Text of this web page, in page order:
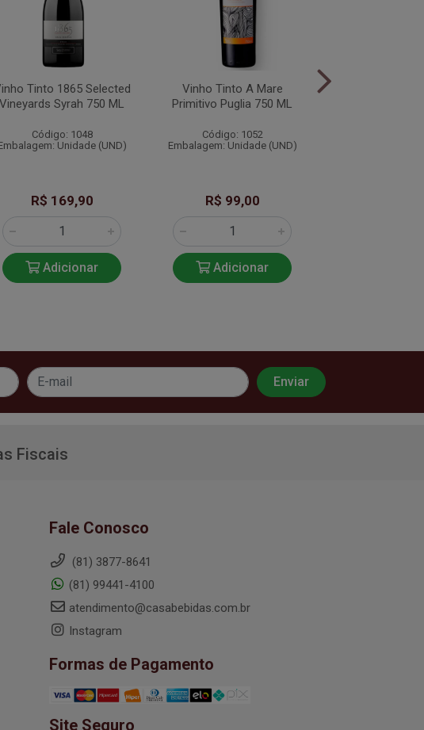
Tinto 1865 Selected
Vineyards Syrah 750 ML
Código: 1048
Unidade (UND)
R$ 169,90
Adicionar
Vinho Tinto A Mare
Primitivo Puglia 750 ML
Código: 1052
Embalagem: Unidade (UND)
R$ 99,00
Adicionar
Fiscais
Fale Conosco
(81) 3877-8641
(81) 99441-4100
atendimento@casabebidas.com.br
Instagram
Formas de Pagamento
Site Seguro